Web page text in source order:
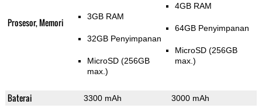
Prosesor, Memori 3GB RAM
32GB Penyimpanan
MicroSD (256GB
max.)
4GB RAM
64GB Penyimpanan
MicroSD (256GB
max.)
Baterai 3300 mAh 3000 mAh